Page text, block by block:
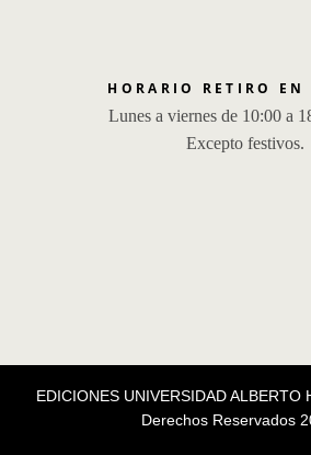
HORARIO RETIRO EN
Lunes a viernes de 10:00 a
Excepto festivos.
EDICIONES UNIVERSIDAD ALBERTO
Derechos Reservados